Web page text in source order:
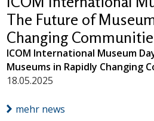
The Future of
Changing
ICOM International Museum
Museums in Rapidly Changing
18.05.2025
mehr news